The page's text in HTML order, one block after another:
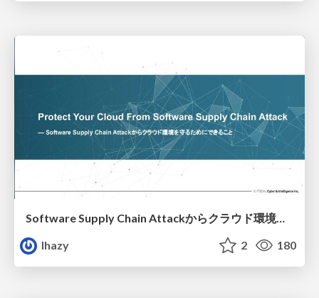
Software Supply Chain Attackからクラウド環境を守るためにできること
lhazy
2 180